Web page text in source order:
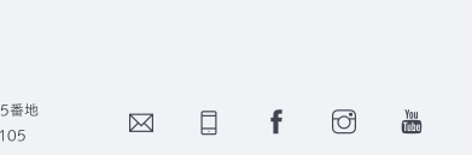
番地
ContactPhone FacebookInstagramYouTube